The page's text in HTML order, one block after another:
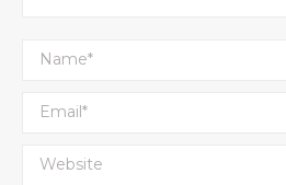
Name *
Email *
Website